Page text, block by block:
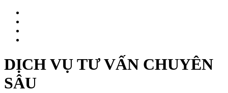
DỊCH VỤ TƯ VẤN CHUYÊN
SÂU